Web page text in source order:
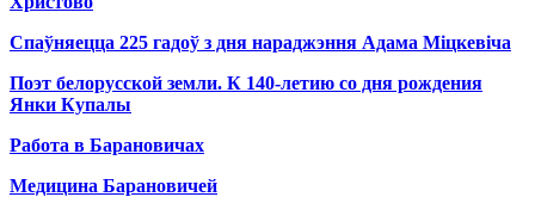
Спаўняецца 225 гадоў з дня нараджэння Адама Міцкевіча
Поэт белорусской земли. К 140-летию со дня рождения
Янки Купалы
Работа в Барановичах
Медицина Барановичей